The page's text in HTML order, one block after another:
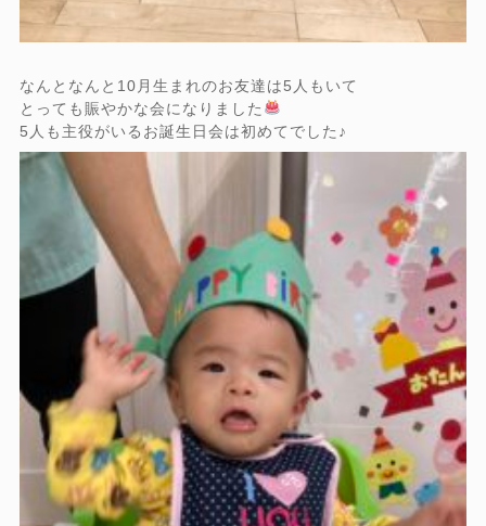
なんとなんと10月生まれのお友達は5人もいて
とっても賑やかな会になりました
5人も主役がいるお誕生日会は初めてでした♪